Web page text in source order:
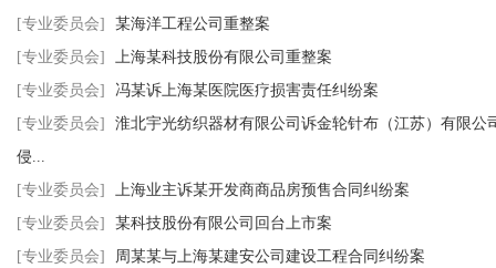
[专业委员会]
某海洋工程公司重整案
[专业委员会]
上海某科技股份有限公司重整案
[专业委员会]
冯某诉上海某医院医疗损害责任纠纷案
[专业委员会]
淮北宇光纺织器材有限公司诉金轮针布（江苏）有限公
侵...
[专业委员会]
上海业主诉某开发商商品房预售合同纠纷案
[专业委员会]
某科技股份有限公司回台上市案
[专业委员会]
周某某与上海某建安公司建设工程合同纠纷案